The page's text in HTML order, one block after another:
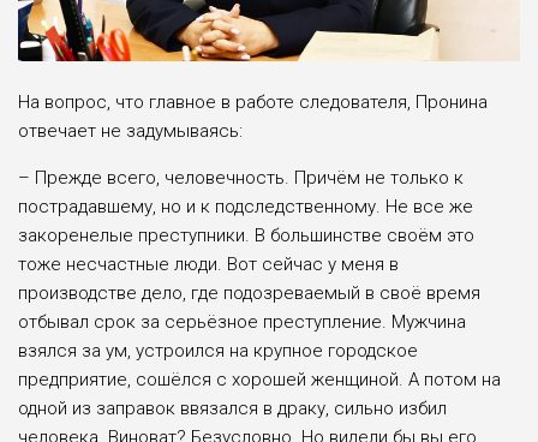
На вопрос, что главное в работе следователя, Пронина
отвечает не задумываясь:
– Прежде всего, человечность. Причём не только к
пострадавшему, но и к подследственному. Не все же
закоренелые преступники. В большинстве своём это
тоже несчастные люди. Вот сейчас у меня в
производстве дело, где подозреваемый в своё время
отбывал срок за серьёзное преступление. Мужчина
взялся за ум, устроился на крупное городское
предприятие, сошёлся с хорошей женщиной. А потом на
одной из заправок ввязался в драку, сильно избил
человека. Виноват? Безусловно. Но видели бы вы его